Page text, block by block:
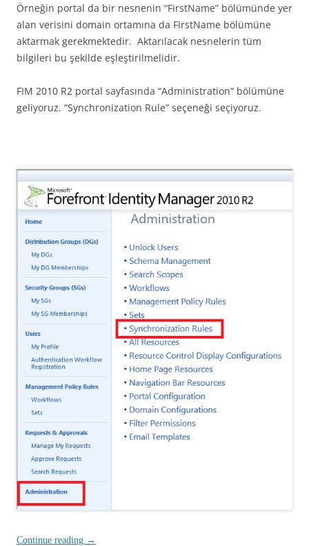
Örneğin portal da bir nesnenin “FirstName” bölümünde yer
alan verisini domain ortamına da FirstName bölümüne
aktarmak gerekmektedir. Aktarılacak nesnelerin tüm
bilgileri bu şekilde eşleştirilmelidir.
FIM 2010 R2 portal sayfasında “Administration” bölümüne
geliyoruz. “Synchronization Rule” seçeneği seçiyoruz.
Continue reading →